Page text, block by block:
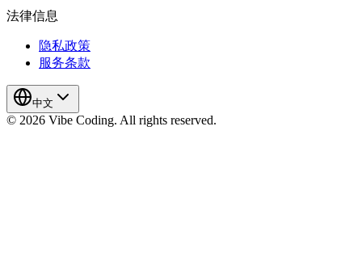
法律信息
隐私政策
服务条款
中文
© 2026 Vibe Coding. All rights reserved.